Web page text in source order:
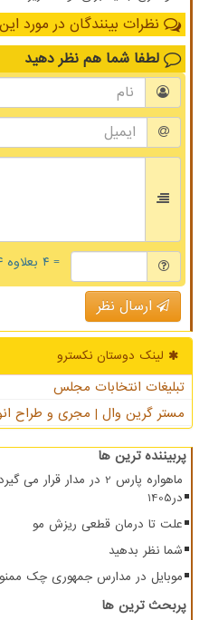
نظرات بینندگان در مورد
لطفا شما هم نظر دهید
= ۴ بعلاوه ۴
ارسال نظر
لینک دوستان نكسترو
تبلیغات انتخابات مجلس
مستر گرین وال | مجری و طراح
پربیننده ترین ها
ماهواره پارس 2 در مدار
در1405
علت تا درمان قطعی ریزش مو
شما نظر بدهید
موبایل در مدارس جمهوری چک
پربحث ترین ها